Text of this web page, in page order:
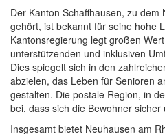
Der Kanton Schaffhausen, zu dem
gehört, ist bekannt für seine hohe
Kantonsregierung legt großen
unterstützenden und inklusiven
Dies spiegelt sich in den
abzielen, das Leben für Senioren
gestalten. Die postale Region, in
bei, dass sich die Bewohner
Insgesamt bietet Neuhausen am